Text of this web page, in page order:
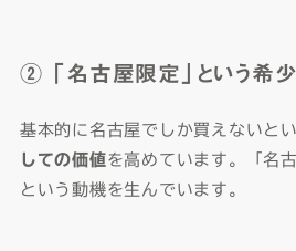
② 「名古屋限定」という希
基本的に名古屋でしか買えないと
しての価値を高めています。「名
という動機を生んでいます。